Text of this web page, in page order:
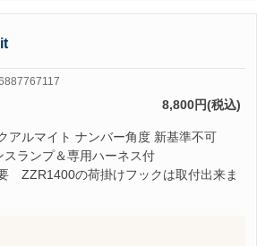
8,800円(税込)
アルマイト ナンバー角度 新基準不可
ランプ＆専用ハーネス付
ZZR1400の荷掛けフックは取付出来ま